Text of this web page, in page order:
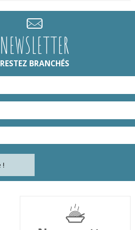
NEWSLETTER
RESTEZ BRANCHÉS